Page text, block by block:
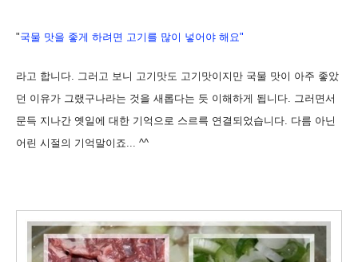
"국물 맛을 좋게 하려면 고기를 많이 넣어야 해요"
라고 합니다. 그러고 보니 고기맛도 고기맛이지만 국물 맛이 아주 좋았
던 이유가 그랬구나라는 것을 새롭다는 듯 이해하게 됩니다. 그러면서
문득 지나간 옛일에 대한 기억으로 스르륵 연결되었습니다. 다름 아닌
어린 시절의 기억말이죠... ^^